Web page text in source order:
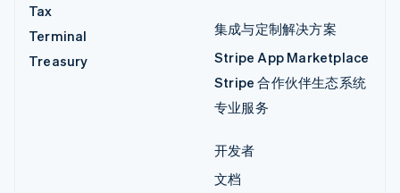
Tax
Terminal
Treasury
集成与定制解决方案
Stripe App Marketplace
Stripe 合作伙伴生态系统
专业服务
开发者
文档